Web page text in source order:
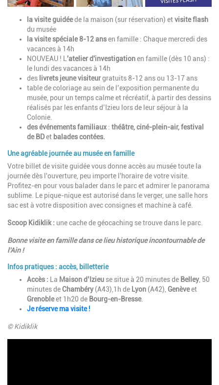
la visite guidéede la maison (sur réservation) etvisite flash
du musée
la visitespéciale 8-12 ansen famille : Chaque mercredi des
vacances à 14h
NOUVEAU ! L 'atelier d'investigationen famille (dès 10 ans) :
le lundi des vacances à 14h
des livrets jeune visiteurgratuits 8-12 ans ou 13-17 ans
table de coloriageau sein de l’exposition permanente du
musée, pour un temps calme et récréatif, à partir des dessins
réalisés par les enfants d’Izieu lors de leur séjour à la
Colonie.
des événements familiaux : théâtre, ciné-plein-air, festival
de BDet balades contées.
Une agréable journée au musée en famille
Votre billet de visite guidée vous donne accès au musée toute la
journée dès l'ouverture, peu importe l'horaire de votre visite.
Profitez-en pour vous balader dans le parc et admirer le panorama
sublime. Le pique-nique est autorisé dans le verger, une salle hors
sac est à votre disposition avec consignes et machine à café.
Scoop Kidiklik : une cache de géocaching se trouve dans le parc.
Bonne visite en famille dans ce lieu historique incontournable de
l'Ain !
Infos pratiques : accès, billetterie
Accès :
La Maison d’Izieu se situe à 20 minutes de Belley, 50
minutes deChambéry(A43),1h de Lyon (A42), Genèveet
Grenobleet 1h20 de Bourg-en-Bresse.
Je réserve ma visite !
© Kidiklik